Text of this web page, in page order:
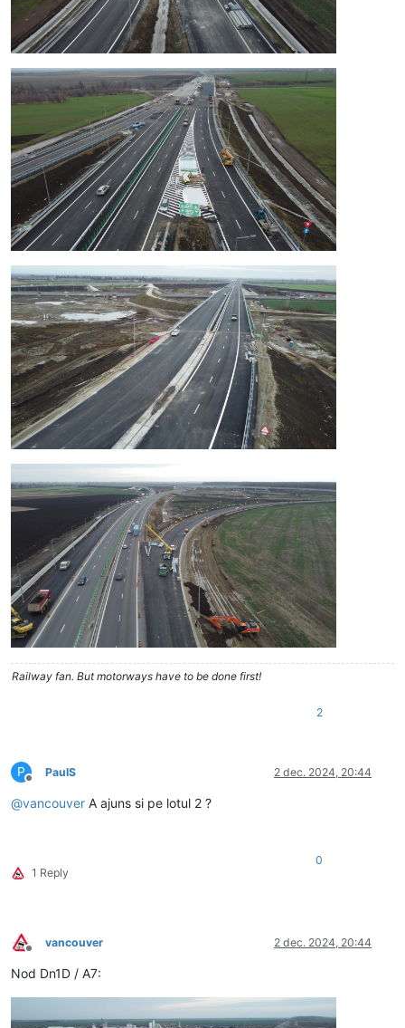
Railway fan. But motorways have to be done first!
2
P
Deconectat
PaulS 2 dec. 2024, 20:44
@vancouver A ajuns si pe lotul 2 ?
1 Reply
0
Deconectat
vancouver 2 dec. 2024, 20:44
Nod Dn1D / A7: